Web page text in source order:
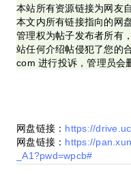
本站所有资源链接为网友
本文内所有链接指向的网
管理权为帖子发布者所有
站任何介绍帖侵犯了您的
com 进行投诉，管理员会
网盘链接： https://
网盘链接： https://
_A1?pwd=wpcb#